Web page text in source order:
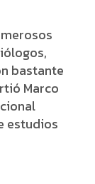
bastante
Marco
estudios